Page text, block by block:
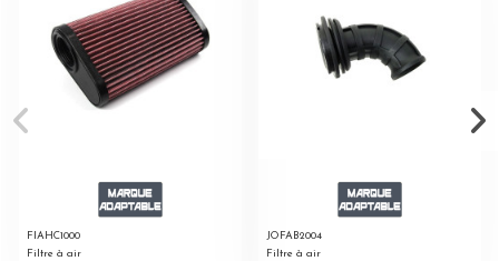
FIAHC1000
Filtre à air
JOFAB2004
Filtre à air